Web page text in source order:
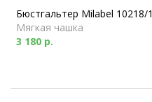
Бюстгальтер Milabel 10218/1
Мягкая чашка
3 180 р.